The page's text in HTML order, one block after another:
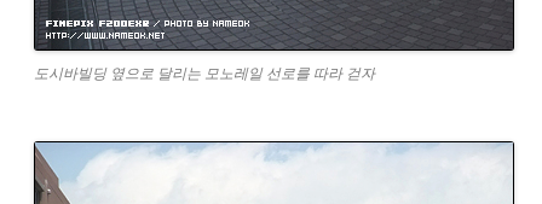
도시바빌딩 옆으로 달리는 모노레일 선로를 따라 걷자